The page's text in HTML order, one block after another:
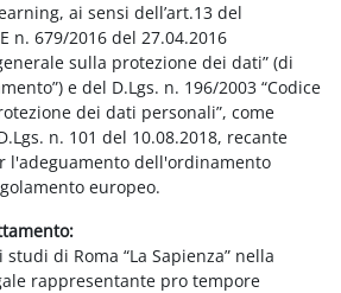
ai sensi dell’art.13 del
n. 679/2016 del 27.04.2016
sulla protezione dei dati” (di
e del D.Lgs. n. 196/2003 “Codice
dei dati personali”, come
n. 101 del 10.08.2018, recante
l'adeguamento dell'ordinamento
europeo.
di Roma “La Sapienza” nella
rappresentante pro tempore